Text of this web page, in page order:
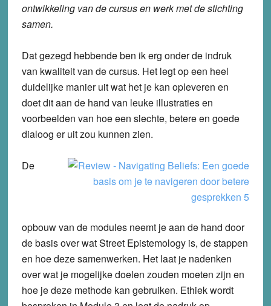
ontwikkeling van de cursus en werk met de stichting
samen.
Dat gezegd hebbende ben ik erg onder de indruk
van kwaliteit van de cursus. Het legt op een heel
duidelijke manier uit wat het je kan opleveren en
doet dit aan de hand van leuke illustraties en
voorbeelden van hoe een slechte, betere en goede
dialoog er uit zou kunnen zien.
De
opbouw van de modules neemt je aan de hand door
de basis over wat Street Epistemology is, de stappen
en hoe deze samenwerken. Het laat je nadenken
over wat je mogelijke doelen zouden moeten zijn en
hoe je deze methode kan gebruiken. Ethiek wordt